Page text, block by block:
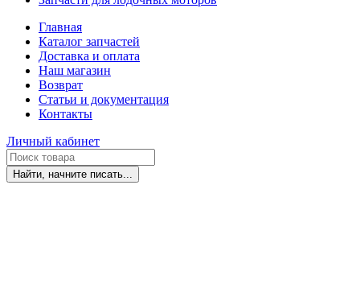
Главная
Каталог запчастей
Доставка и оплата
Наш магазин
Возврат
Статьи и документация
Контакты
Личный кабинет
Найти, начните писать...